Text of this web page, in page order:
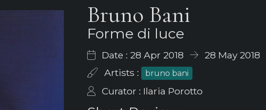
Bruno Bani
Forme di luce
Date : 28 Apr 2018
28 May 2018
Artists :
bruno bani
Curator : Ilaria Porotto